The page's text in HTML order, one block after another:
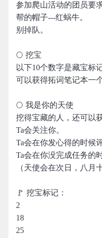
参加爬山活动的团员要
帮的帽子---红蜗牛。
别掉队。
🌕 挖宝
以下10个数字是藏宝标
可以获得拓词笔记本一个
🌕 我是你的天使
挖得宝藏的人，还可以
Ta会关注你。
Ta会在你发心得的时候
Ta会在你没完成任务的
（天使会在次日，八月
🚩 挖宝标记：
2
18
25